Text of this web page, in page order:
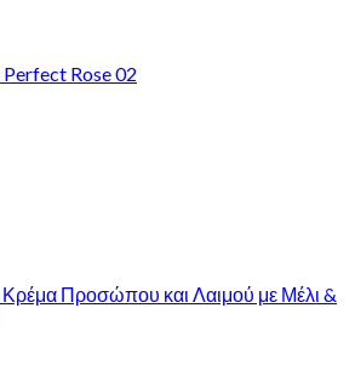
Rose 02
Κρέμα Προσώπου και Λαιμού με Μέλι &